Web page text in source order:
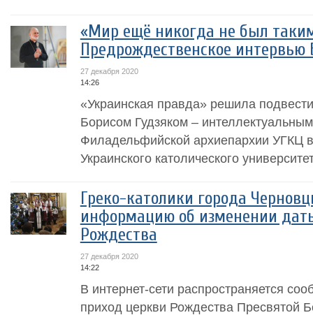
«Мир ещё никогда не был
Предрождественское интервью
27 декабря 2020
14:26
«Украинская правда» решила
Борисом Гудзяком –
Филадельфийской архиепархии УГКЦ
Украинского католического
Греко-католики города
информацию об изменении
Рождества
27 декабря 2020
14:22
В интернет-сети распространяется
приход церкви Рождества Пресвятой